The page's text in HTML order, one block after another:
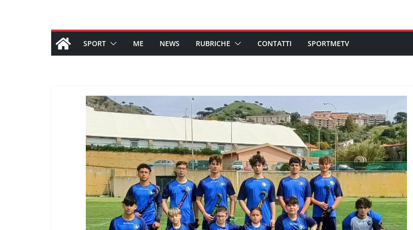
SPORT ME NEWS RUBRICHE CONTATTI SPORTMETV